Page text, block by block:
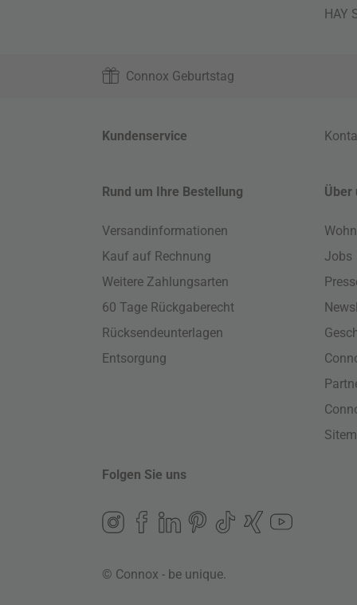
HAY
Connox Geburtstag
Kundenservice
Rund um Ihre Bestellung
Versandinformationen
Kauf auf Rechnung
Weitere Zahlungsarten
60 Tage Rückgaberecht
Rücksendeunterlagen
Entsorgung
Über
Jobs
Folgen Sie uns
© Connox - be unique.